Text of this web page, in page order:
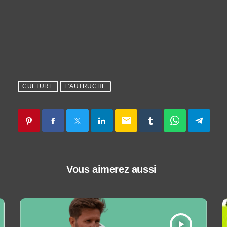
CULTURE L'AUTRUCHE
email
Vous aimerez aussi
play_arrow